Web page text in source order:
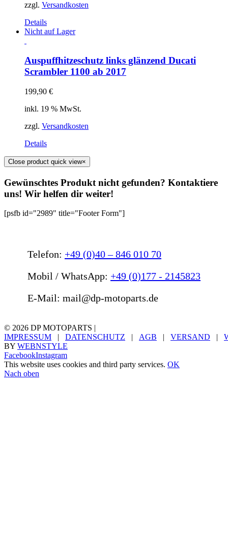
zzgl. Versandkosten
Details
Nicht auf Lager
Auspuffhitzeschutz links glänzend Ducati
Scrambler 1100 ab 2017
199,90 €
inkl. 19 % MwSt.
zzgl. Versandkosten
Details
Close product quick view×
Gewünschtes Produkt nicht gefunden? Kontaktiere
uns! Wir helfen dir weiter!
[psfb id="2989" title="Footer Form"]
Telefon: +49 (0)40 – 846 010 70
Mobil / WhatsApp: +49 (0)177 - 2145823
E-Mail: mail@dp-motoparts.de
© 2026 DP MOTOPARTS |
IMPRESSUM | DATENSCHUTZ | AGB | VERSAND |
BY WEBNSTYLE
FacebookInstagram
This website uses cookies and third party services. OK
Nach oben